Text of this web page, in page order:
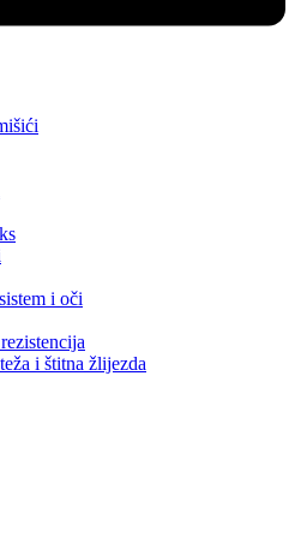
i oči
i štitna žlijezda